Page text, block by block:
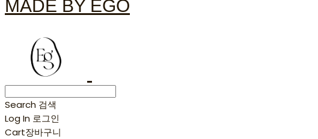
MADE BY EGO
Search 검색
Log In 로그인
Cart장바구니